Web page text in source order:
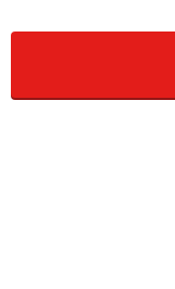
ところが従来の法